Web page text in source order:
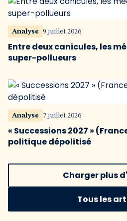
Analyse 9 juillet 2026
Entre deux canicules, les
super-pollueurs
Analyse 7 juillet 2026
« Successions 2027 »
politique dépolitisé
Charger plus
Tous les